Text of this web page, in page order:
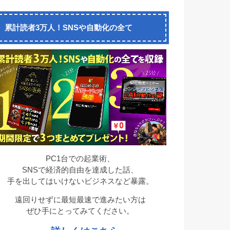
累計読者3万人！SNSや自動化の全て
PC1台での起業術、
SNSで経済的自由を達成した話、
手を出してはいけないビジネスなど暴露。
遠回りせずに最短最速で進みたい方は
ぜひ手にとってみてください。